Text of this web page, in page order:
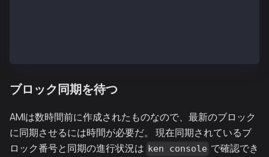
ブロック同期を待つ
AMIは数時間前に作成されたものなので、最新のブロック
に同期させるには時間が必要だ。 現在同期されているブ
ロック番号と同期の進行状況は ken console で確認でき